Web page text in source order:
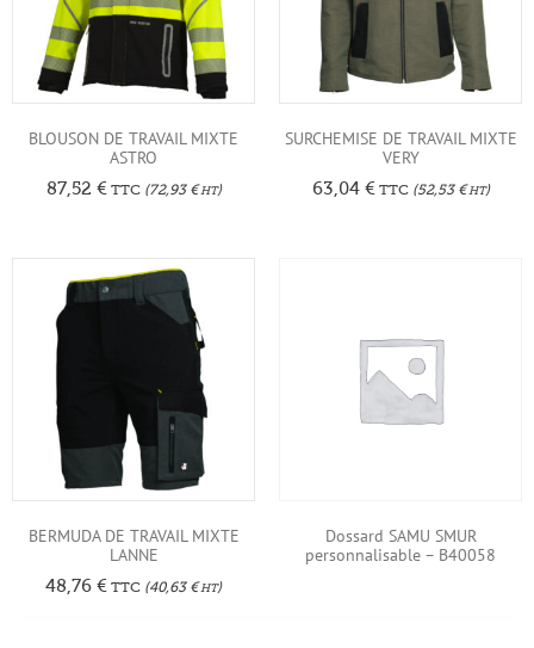
BLOUSON DE TRAVAIL MIXTE
ASTRO
87,52 € TTC(72,93 €HT)
SURCHEMISE DE TRAVAIL MIXTE
VERY
63,04 € TTC(52,53 €HT)
BERMUDA DE TRAVAIL MIXTE
LANNE
48,76 € TTC (40,63 €HT)
Dossard SAMU SMUR
personnalisable – B40058